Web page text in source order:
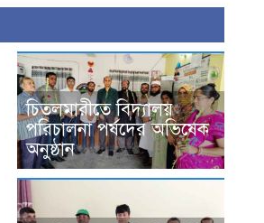
চিতলমারীতে বিদ্যালয়
পরিচালনা পর্ষদের অভিষেক
অনুষ্ঠান